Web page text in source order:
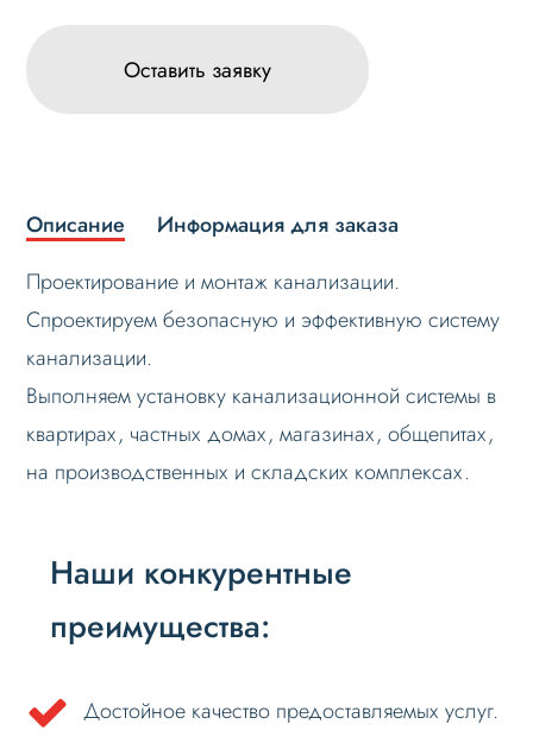
Оставить заявку
Описание
Информация для заказа
Проектирование и монтаж канализации.
Спроектируем безопасную и эффективную систему
канализации.
Выполняем установку канализационной системы в
квартирах, частных домах, магазинах, общепитах,
на производственных и складских комплексах.
Наши конкурентные
преимущества:
Достойное качество предоставляемых услуг.